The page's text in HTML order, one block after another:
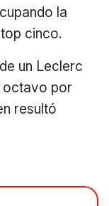
la
cinco.
un Leclerc
octavo por
resultó